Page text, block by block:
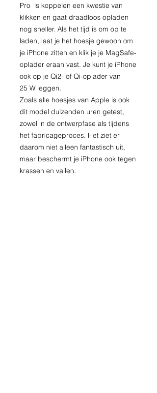
Pro is koppelen een kwestie van
klikken en gaat draadloos opladen
nog sneller. Als het tijd is om op te
laden, laat je het hoesje gewoon om
je iPhone zitten en klik je je MagSafe-
oplader eraan vast. Je kunt je iPhone
ook op je Qi2- of Qi‑oplader van
25 W leggen.
Zoals alle hoesjes van Apple is ook
dit model duizenden uren getest,
zowel in de ontwerp­fase als tijdens
het fabricage­proces. Het ziet er
daarom niet alleen fantastisch uit,
maar beschermt je iPhone ook tegen
krassen en vallen.